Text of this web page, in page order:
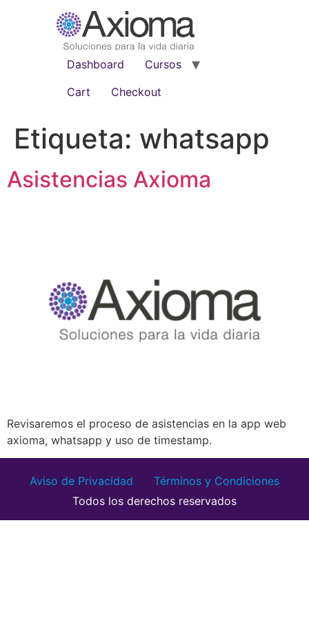
Dashboard
Cursos
Cart
Checkout
Etiqueta: whatsapp
Asistencias Axioma
Revisaremos el proceso de asistencias en la app web
axioma, whatsapp y uso de timestamp.
Aviso de Privacidad
Términos y Condiciones
Todos los derechos reservados